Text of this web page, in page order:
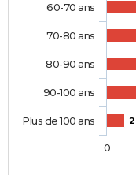
2
60-70 ans
70-80 ans
80-90 ans
90-100 ans
Plus de 100 ans
0